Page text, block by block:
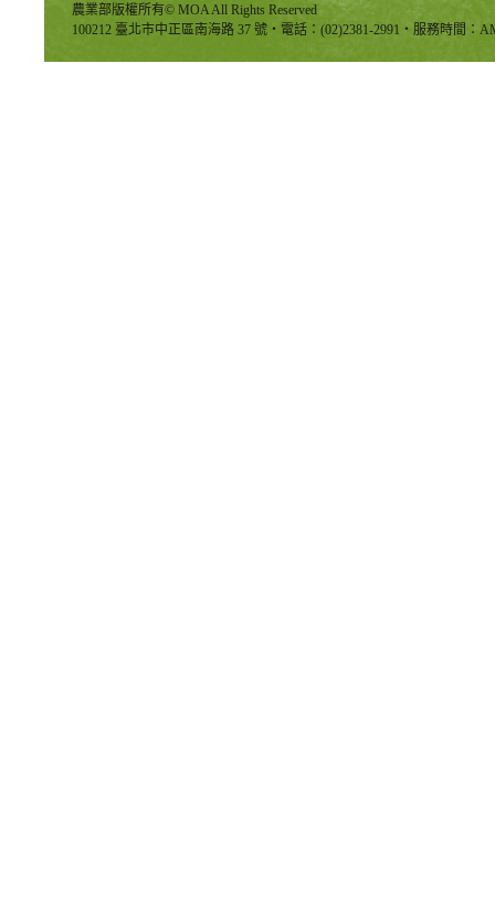
農業部版權所有© MOA All Rights Reserved
100212 臺北市中正區南海路 37 號‧電話：(02)2381-2991‧服務時間：